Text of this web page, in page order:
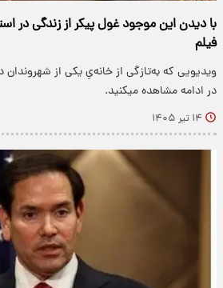
با دیدن این موجود غول پیکر از زندگی در
فیلم
ویدیویی که به‌تازگی از خانه‌یِ یکی از
در ادامه مشاهده میکنید.
۱۴ تیر ۱۴۰۵